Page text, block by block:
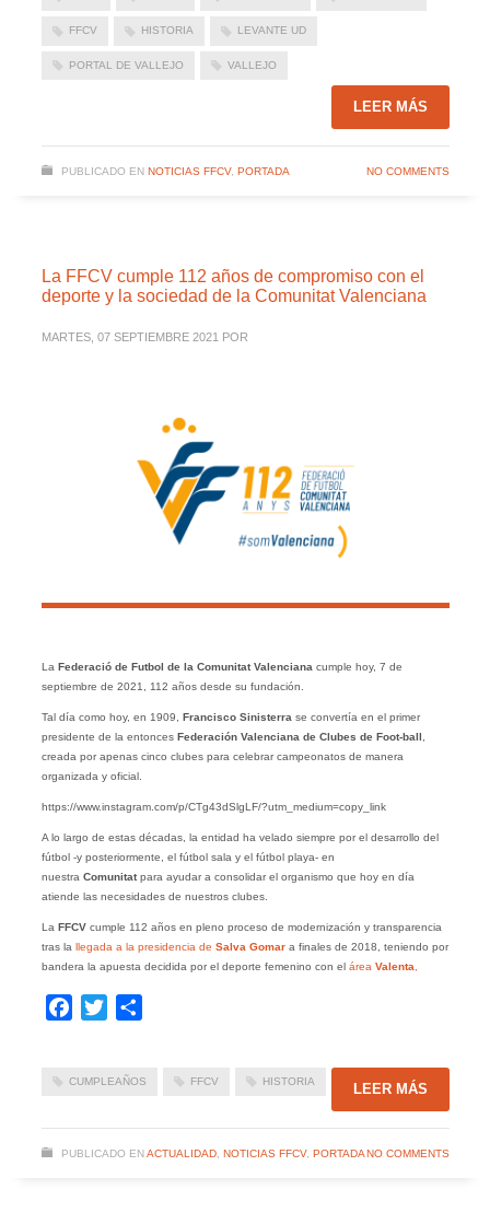
FFCV HISTORIA LEVANTE UD
PORTAL DE VALLEJO VALLEJO
LEER MÁS
PUBLICADO EN NOTICIAS FFCV, PORTADA NO COMMENTS
La FFCV cumple 112 años de compromiso con el
deporte y la sociedad de la Comunitat Valenciana
MARTES, 07 SEPTIEMBRE 2021 POR
La Federació de Futbol de la Comunitat Valenciana cumple hoy, 7 de
septiembre de 2021, 112 años desde su fundación.
Tal día como hoy, en 1909, Francisco Sinisterra se convertía en el primer
presidente de la entonces Federación Valenciana de Clubes de Foot-ball
creada por apenas cinco clubes para celebrar campeonatos de manera
organizada y oficial.
https://www.instagram.com/p/CTg43dSlgLF/?utm_medium=copy_link
A lo largo de estas décadas, la entidad ha velado siempre por el desarrollo del
fútbol -y posteriormente, el fútbol sala y el fútbol playa- en
nuestra Comunitatpara ayudar a consolidar el organismo que hoy en día
atiende las necesidades de nuestros clubes.
La FFCVcumple 112 años en pleno proceso de modernización y transparencia
tras la llegada a la presidencia de Salva Gomara finales de 2018, teniendo por
bandera la apuesta decidida por el deporte femenino con el área Valenta
Facebook
Twitter
CUMPLEAÑOS FFCV HISTORIA LEER MÁS
PUBLICADO EN ACTUALIDAD, NOTICIAS FFCV, PORTADANO COMMENTS